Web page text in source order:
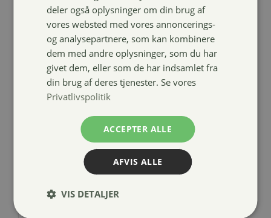
Harrys Horse
Matterhorn
sparkle
ridehjelm
deler også oplysninger om din brug af
vores websted med vores annoncerings-
og analysepartnere, som kan kombinere
dem med andre oplysninger, som du har
givet dem, eller som de har indsamlet fra
din brug af deres tjenester. Se vores
Privatlivspolitik
ACCEPTER ALLE
AFVIS ALLE
VIS DETALJER